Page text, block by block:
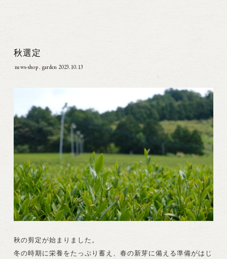
秋選定
news-shop . garden 2023.10.13
秋の剪定が始まりました。
冬の時期に栄養をたっぷり蓄え、春の新芽に備える準備がはじ